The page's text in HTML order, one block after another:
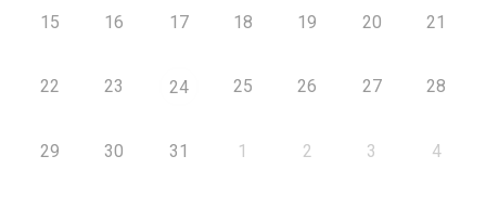
15 16 17 18 19 20 21
22 23 24 25 26 27 28
29 30 31 1 2 3 4